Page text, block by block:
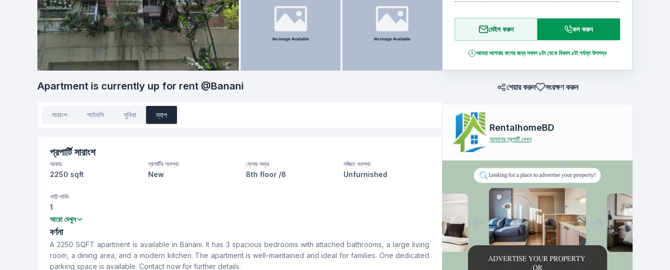
Apartment is currently up for rent @Banani
সারাংশ শর্তাবলি সুবিধা ম্যাপ
প্রপার্টি সারাংশ
আকার
2250 sqft
প্রপার্টির অবস্থা
New
ফ্লোর নম্বর
8th floor /8
সজ্জিত অবস্থা
Unfurnished
গাড়ী পার্কিং
1
বেডরুম
3
Yes Tiled 1 No
আরো দেখুন
বর্ণনা
A 2250 SQFT apartment is available in Banani. It has 3 spacious bedrooms with attached bathrooms, a large living
room, a dining area, and a modern kitchen. The apartment is well-maintained and ideal for families. One dedicated
parking space is available. Contact now for further details.
মেইল করুন কল করুন
আমরা আপনার কলের জন্য সকাল ৮টা থেকে বিকাল ৫টা পর্যন্ত উপলব্ধ
শেয়ার করুন সংরক্ষণ করুন
RentalhomeBD
আমাদের প্রপার্টি দেখুন